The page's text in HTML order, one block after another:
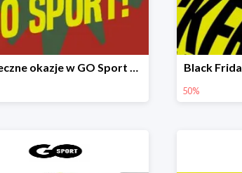
Świąteczne okazje w GO Sport do -40% Black
50%